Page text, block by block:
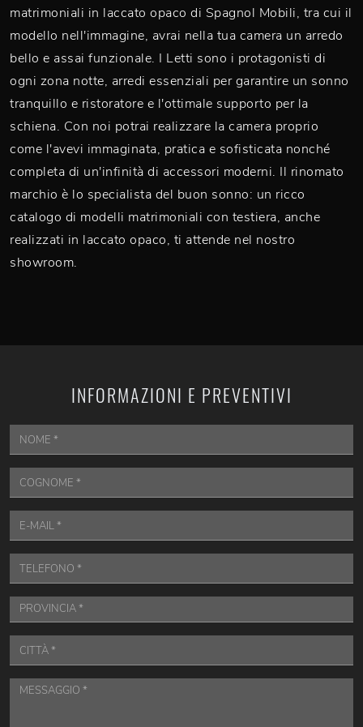
matrimoniali in laccato opaco di Spagnol Mobili, tra cui il
modello nell'immagine, avrai nella tua camera un arredo
bello e assai funzionale. I Letti sono i protagonisti di
ogni zona notte, arredi essenziali per garantire un sonno
tranquillo e ristoratore e l'ottimale supporto per la
schiena. Con noi potrai realizzare la camera proprio
come l'avevi immaginata, pratica e sofisticata nonché
completa di un'infinità di accessori moderni. Il rinomato
marchio è lo specialista del buon sonno: un ricco
catalogo di modelli matrimoniali con testiera, anche
realizzati in laccato opaco, ti attende nel nostro
showroom.
INFORMAZIONI E PREVENTIVI